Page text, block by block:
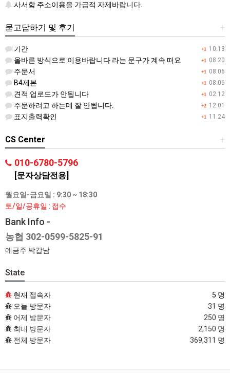
사서함 주소이용을 가급적 자제바랍니다.
+
묻고답하기 및 후기
+1 10.13
기간
+1 08.20
올바른 방식으로 이용바랍니다 라는 문구가 계속 떠요
+1 08.06
주문서
+1 08.06
B4제본
+1 02.12
견적 업로드가 안됩니다
+2 12.01
주문하려고 하는데 잘 안됩니다.
+1 11.24
표지출력확인
+
CS Center
010-6780-5796
[문자상담전용]
월요일-금요일 : 9:30 ~ 18:30
토/일/공휴일 : 접수
Bank Info -
농협 302-0599-5825-91
예금주 박갑남
State
현재 접속자
5 명
오늘 방문자
31 명
어제 방문자
250 명
최대 방문자
2,150 명
전체 방문자
369,311 명